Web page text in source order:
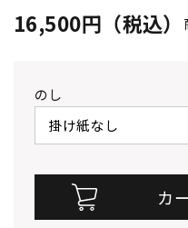
16,500円（税込）
のし